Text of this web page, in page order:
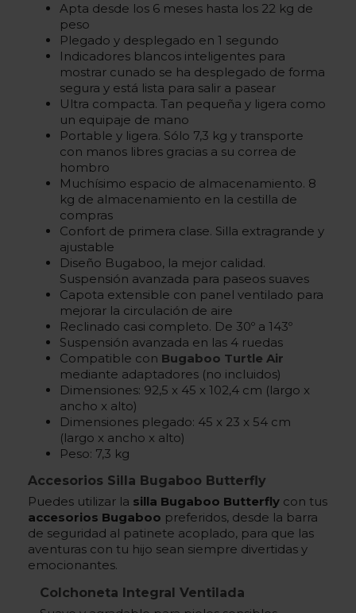
Apta desde los 6 meses hasta los 22 kg de
peso
Plegado y desplegado en 1 segundo
Indicadores blancos inteligentes para
mostrar cunado se ha desplegado de forma
segura y está lista para salir a pasear
Ultra compacta. Tan pequeña y ligera como
un equipaje de mano
Portable y ligera. Sólo 7,3 kg y transporte
con manos libres gracias a su correa de
hombro
Muchísimo espacio de almacenamiento. 8
kg de almacenamiento en la cestilla de
compras
Confort de primera clase. Silla extragrande y
ajustable
Diseño Bugaboo, la mejor calidad.
Suspensión avanzada para paseos suaves
Capota extensible con panel ventilado para
mejorar la circulación de aire
Reclinado casi completo. De 30º a 143º
Suspensión avanzada en las 4 ruedas
Compatible con Bugaboo Turtle Air
mediante adaptadores (no incluidos)
Dimensiones: 92,5 x 45 x 102,4 cm (largo x
ancho x alto)
Dimensiones plegado: 45 x 23 x 54 cm
(largo x ancho x alto)
Peso: 7,3 kg
Accesorios Silla Bugaboo Butterfly
Puedes utilizar la silla Bugaboo Butterfly con tus
accesorios Bugaboo preferidos, desde la barra
de seguridad al patinete acoplado, para que las
aventuras con tu hijo sean siempre divertidas y
emocionantes.
Colchoneta Integral Ventilada